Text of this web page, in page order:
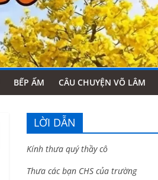
BẾP ẤM CÂU CHUYỆN VÕ LÂM
LỜI DẪN
Kính thưa quý thầy cô
Thưa các bạn CHS của trường